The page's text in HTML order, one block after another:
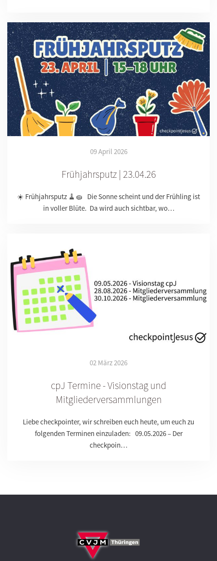
09 April 2026
Frühjahrsputz | 23.04.26
☀️ Frühjahrsputz 🧹🧽 Die Sonne scheint und der Frühling ist
in voller Blüte. Da wird auch sichtbar, wo…
02 März 2026
cpJ Termine - Visionstag und
Mitgliederversammlungen
Liebe checkpointer, wir schreiben euch heute, um euch zu
folgenden Terminen einzuladen: 09.05.2026 – Der
checkpoin…